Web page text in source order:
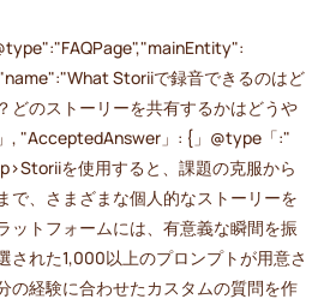
Storiiで録音できるのはど
どのストーリーを共有するかはどうや
, "AcceptedAnswer」: {」@type「:"
を使用すると、課題の克服から
で、さまざまな個人的なストーリーを
ットフォームには、有意義な瞬間を振
された1,000以上のプロンプトが用意さ
の経験に合わせたカスタムの質問を作